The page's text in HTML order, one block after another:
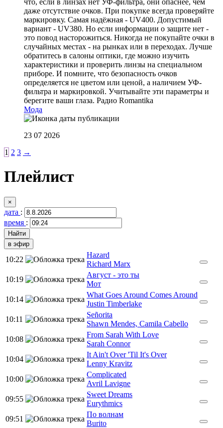
даже отсутствие очков. При покупке всегда проверяйте
маркировку. Самая надёжная - UV400. Допустимый
вариант - UV380. Но если информации о защите нет -
это повод насторожиться. Никогда не покупайте очки в
случайных местах - на рынках или в переходах. Лучше
обратитесь в салоны оптики, где можно изучить
характеристики и проверить линзы на специальном
приборе. И помните, что безопасность очков
определяется не цветом или ценой, а наличием УФ-
фильтра и маркировкой. Учитывайте эти параметры и
берегите ваши глаза. Радио Romantika
Мода
23 07 2026
1 2 3 →
Плейлист
×
дата :
время :
в эфир
10:22
Hazard
Richard Marx
10:19
Август - это ты
Мот
10:14
What Goes Around Comes Around
Justin Timberlake
10:11
Señorita
Shawn Mendes, Camila Cabello
10:08
From Sarah With Love
Sarah Connor
10:04
It Ain't Over 'Til It's Over
Lenny Kravitz
10:00
Complicated
Avril Lavigne
09:55
Sweet Dreams
Eurythmics
09:51
По волнам
Burito